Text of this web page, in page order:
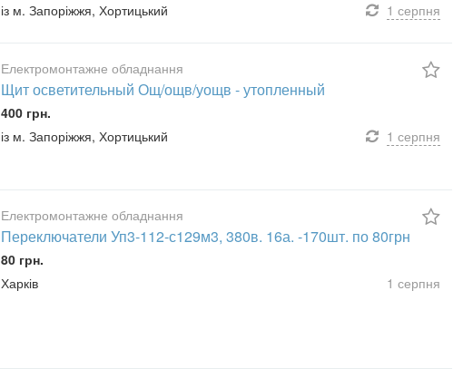
із м. Запоріжжя, Хортицький
1 серпня
Електромонтажне обладнання
Щит осветительный Ощ/ощв/уощв - утопленный
400 грн.
із м. Запоріжжя, Хортицький
1 серпня
Електромонтажне обладнання
Переключатели Уп3-112-с129м3, 380в. 16а. -170шт. по 80грн
80 грн.
Харків
1 серпня